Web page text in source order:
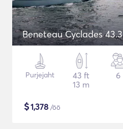
Beneteau Cyclades 43.3
Purjejaht
43 ft
13 m
6
$1,378 /öö